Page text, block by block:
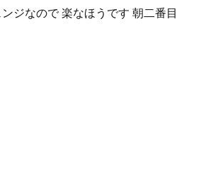
ジなので 楽なほうです 朝二番目